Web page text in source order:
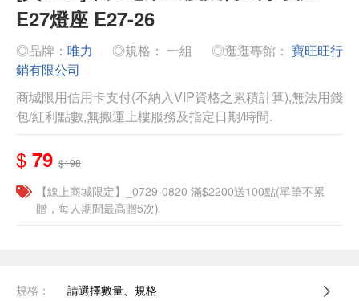
E27燈座 E27-26
◎品牌： 唯力 ◎規格： 一組 ◎逛逛專館： 寶旺旺行
銷有限公司
商城限用信用卡支付(不納入VIP資格之累積計算),無法用錢
包/紅利點數,無搬運上樓服務及指定日期/時間.
$ 79 $198
【線上商城限定】_0729-0820 滿$2200送100點(單筆不累
贈，每人期間最高贈5次)
規格： 請選擇數量、規格